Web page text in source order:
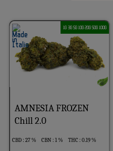
1G 3G 5G 10G 20G 50G 100G
AMNESIA FROZEN
Chill 2.0
CBD : 27 % CBN : 1 % THC : 0.19 %